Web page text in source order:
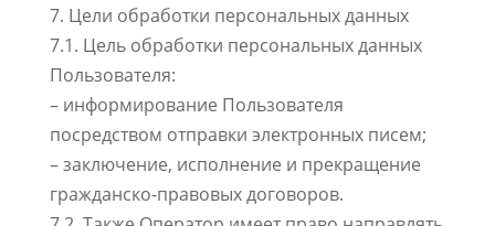
7. Цели обработки персональных данных
7.1. Цель обработки персональных данных
Пользователя:
– информирование Пользователя
посредством отправки электронных писем;
– заключение, исполнение и прекращение
гражданско-правовых договоров.